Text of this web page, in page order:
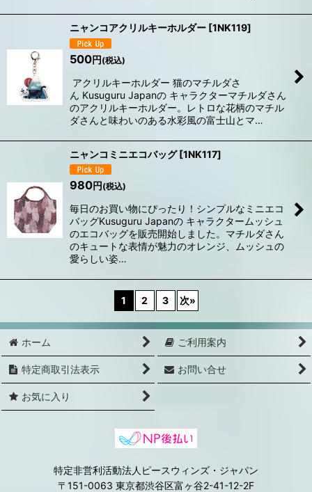
ニャンコアクリルキーホルダー [1NK119]
500円 (税込)
アクリルキーホルダー 猫のマチルダさ
ん Kusuguru Japanの キャラクターマチルダさん
のアクリルキーホルダー。レトロな花柄のマチル
ダさんと味わいのある水彩風の富士山とマ…
ニャンコミニエコバッグ [1NK117]
980円 (税込)
毎日のお買い物にぴったり！シンプルなミニエコ
バッグKusuguru Japanの キャラクタームッシュ
のエコバッグを販売開始しました。マチルダさん
のキュートな表情が魅力のオレンジ、ムッシュの
愛らしい姿…
1 2 3 次»
ホーム ご利用案内
特定商取引法表示 お問い合せ
お気に入り
特定非営利活動法人ピースウィンズ・ジャパン
〒151-0063 東京都渋谷区富ヶ谷2-41-12-2F